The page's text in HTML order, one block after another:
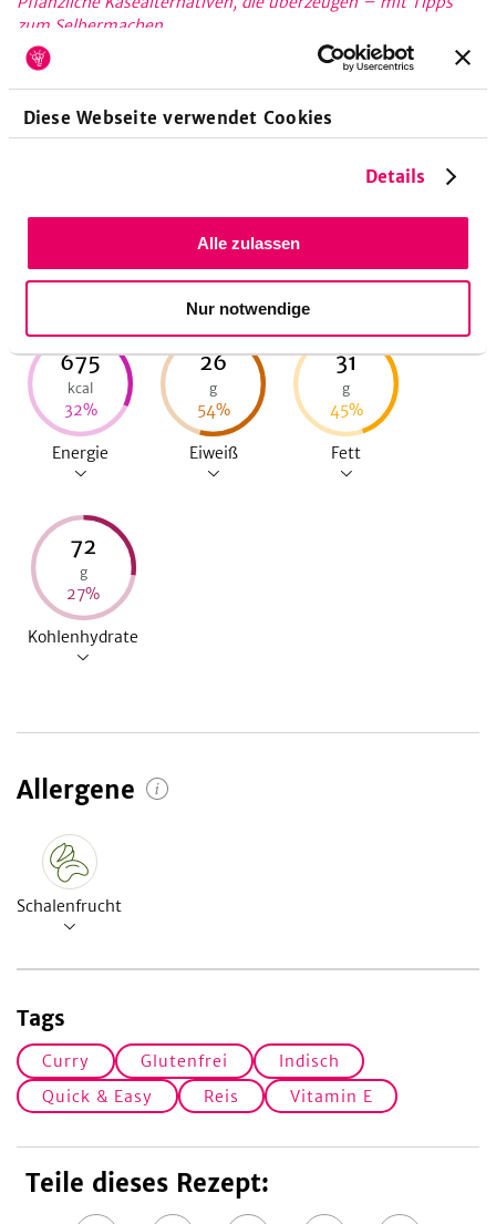
Diese Webseite verwendet Cookies
Details
Alle zulassen
Nur notwendige
zum Selbermachen
Zubereitungsdauer
Nährwerte pro Portion
675
kcal
32%
Energie
26
g
54%
Eiweiß
31
g
45%
Fett
72
g
27%
Kohlenhydrate
Allergene
Schalenfrucht
Tags
Curry Glutenfrei
Indisch
Quick & Easy
Reis Vitamin E
Teile dieses Rezept: